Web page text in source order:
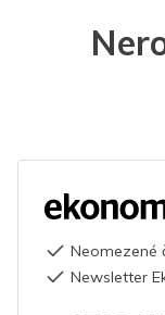
Neomezené
Newsletter